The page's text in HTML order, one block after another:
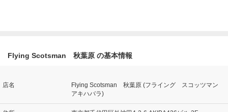
Flying Scotsman 秋葉原 の基本情報
店名
Flying Scotsman 秋葉原 (フライング スコッツマン
アキハバラ)